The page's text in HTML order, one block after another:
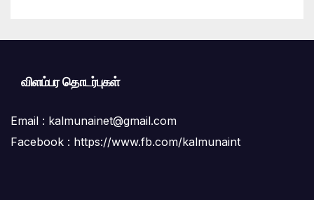
விளம்பர தொடர்புகள்
Email : kalmunainet@gmail.com
Facebook : https://www.fb.com/kalmunaint